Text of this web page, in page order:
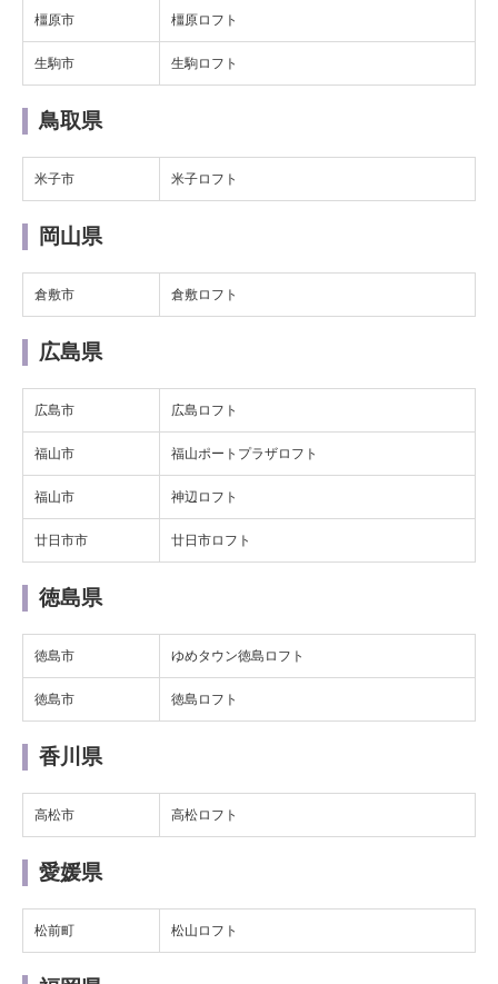
橿原市 橿原ロフト
生駒市 生駒ロフト
鳥取県
米子市 米子ロフト
岡山県
倉敷市 倉敷ロフト
広島県
広島市 広島ロフト
福山市 福山ポートプラザロフト
福山市 神辺ロフト
廿日市市 廿日市ロフト
徳島県
徳島市 ゆめタウン徳島ロフト
徳島市 徳島ロフト
香川県
高松市 高松ロフト
愛媛県
松前町 松山ロフト